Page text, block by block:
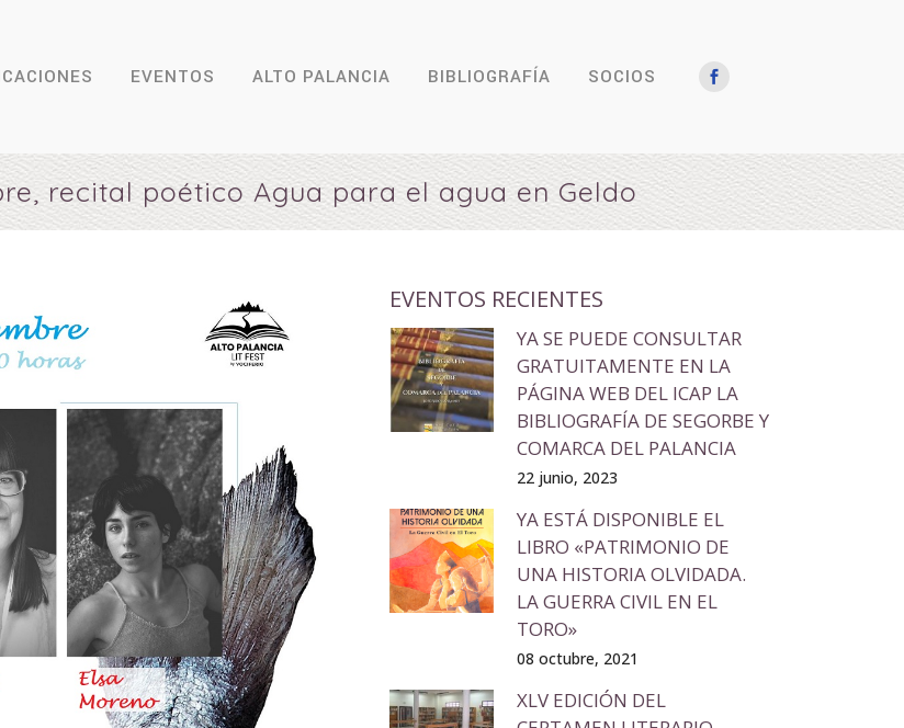
EVENTOS ALTO PALANCIA BIBLIOGRAFÍA SOCIOS
recital poético Agua para el agua en Geldo
EVENTOS RECIENTES
YA SE PUEDE CONSULTAR
GRATUITAMENTE EN LA
PÁGINA WEB DEL ICAP LA
BIBLIOGRAFÍA DE SEGORBE Y
COMARCA DEL PALANCIA
22 junio, 2023
YA ESTÁ DISPONIBLE EL
LIBRO «PATRIMONIO DE
UNA HISTORIA OLVIDADA.
LA GUERRA CIVIL EN EL
TORO»
08 octubre, 2021
XLV EDICIÓN DEL